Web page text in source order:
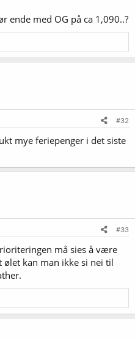
ende med OG på ca 1,090..?
#32
mye feriepenger i det siste
#33
må sies å være
ølet kan man ikke si nei til